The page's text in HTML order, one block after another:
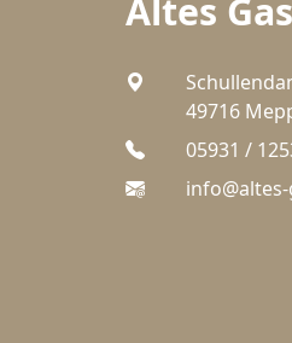
Altes
49716
05931 /